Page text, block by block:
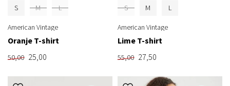
S M L
American Vintage
Oranje T-shirt
50,00 25,00
S M L
American Vintage
Lime T-shirt
55,00 27,50